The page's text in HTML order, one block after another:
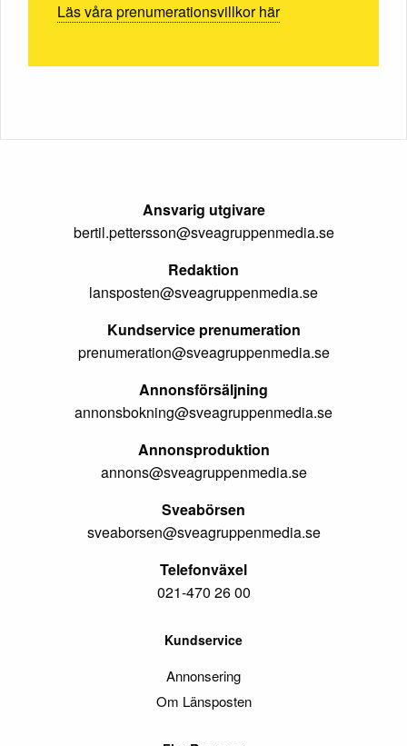
Läs våra prenumerationsvillkor här
Ansvarig utgivare
bertil.pettersson@sveagruppenmedia.se
Redaktion
lansposten@sveagruppenmedia.se
Kundservice prenumeration
prenumeration@sveagruppenmedia.se
Annonsförsäljning
annonsbokning@sveagruppenmedia.se
Annonsproduktion
annons@sveagruppenmedia.se
Sveabörsen
sveaborsen@sveagruppenmedia.se
Telefonväxel
021-470 26 00
Kundservice
Annonsering
Om Länsposten